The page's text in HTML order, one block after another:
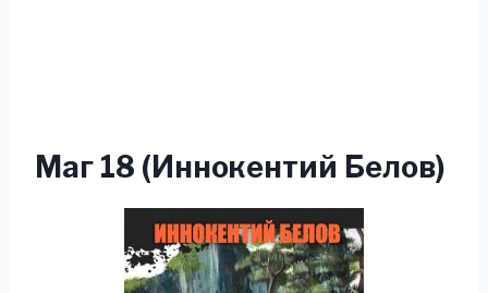
Маг 18 (Иннокентий Белов)